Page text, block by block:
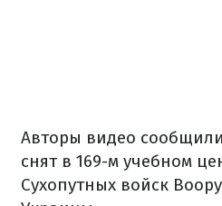
Авторы видео
снят в 169-м учебном
Сухопутных войск